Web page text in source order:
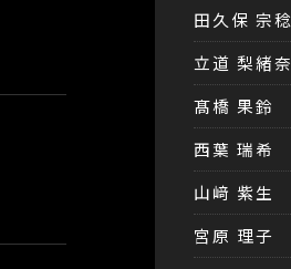
田久保 宗稔
立道 梨緒奈
髙橋 果鈴
西葉 瑞希
山﨑 紫生
宮原 理子